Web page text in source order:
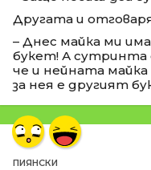
Другата и
– Днес майка ми
букет! А сутринта
че и нейната
за нея е другият
ПИЯНСКИ